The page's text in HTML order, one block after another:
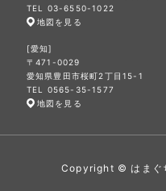
TEL 03-6550-1022
地図を見る
[愛知]
〒471-0029
愛知県豊田市桜町2丁目15-1
TEL 0565-35-1577
地図を見る
Copyright © はまぐ